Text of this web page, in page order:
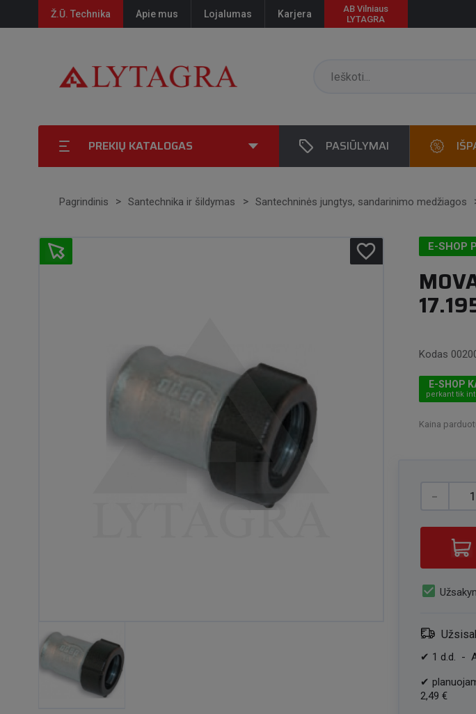
Ž.Ū. Technika Apie mus Lojalumas Karjera
AB Vilniaus
LYTAGRA
PREKIŲ KATALOGAS PASIŪLYMAI
Pagrindinis Santechnika ir šildymas Santechninės jungtys, sandarinimo medžiagos
favorite_border E-SHOP
Kodas
E-SHOP
perkant tik
Kaina
-
check_box
✔ 1 d.d. -
✔
2,49 €